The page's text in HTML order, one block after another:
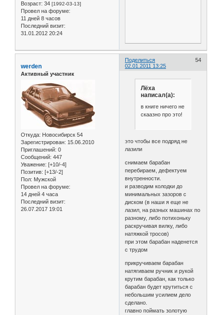
Возраст: 34 [1992-03-13]
Провел на форуме:
11 дней 8 часов
Последний визит:
31.01.2012 20:24
Поделиться
54
02.01.2011 13:25
werden
Активный участник
Откуда: Новосибирск 54
Зарегистрирован: 15.06.2010
Приглашений: 0
Сообщений: 447
Уважение: [+10/-4]
Позитив: [+13/-2]
Пол: Мужской
Провел на форуме:
14 дней 4 часа
Последний визит:
26.07.2017 19:01
Лёха
написал(а):
в книге ничего не
скаазно про это!
это чтобы все подряд не
лазили
снимаем барабан
перебираем, дефектуем
внутренности.
и разводим колодки до
минимальных зазоров с
диском (в наши я еще не
лазил, на разных машинах по
разному, либо потихоньку
раскручивая вилку, либо
натяжкой тросов)
при этом барабан наденется
с трудом
прикручиваем барабан
натягиваем ручник и рукой
крутим барабан, как только
барабан будет крутиться с
небольшим усилием дело
сделано.
главно поймать золотую